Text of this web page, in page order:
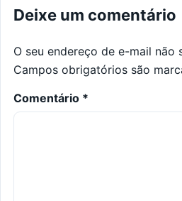
Deixe um comentário
O seu endereço de e-mail não
Campos obrigatórios são
Comentário *